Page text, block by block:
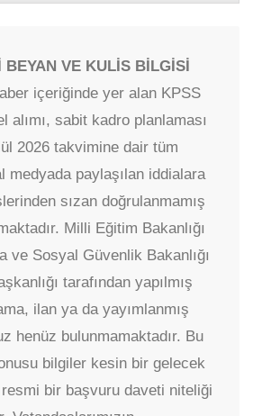
BEYAN VE KULİS BİLGİSİ
içeriğinde yer alan KPSS
alımı, sabit kadro planlaması
2026 takvimine dair tüm
medyada paylaşılan iddialara
sızan doğrulanmamış
Milli Eğitim Bakanlığı
ve Sosyal Güvenlik Bakanlığı
tarafından yapılmış
ilan ya da yayımlanmış
henüz bulunmamaktadır. Bu
bilgiler kesin bir gelecek
bir başvuru daveti niteliği